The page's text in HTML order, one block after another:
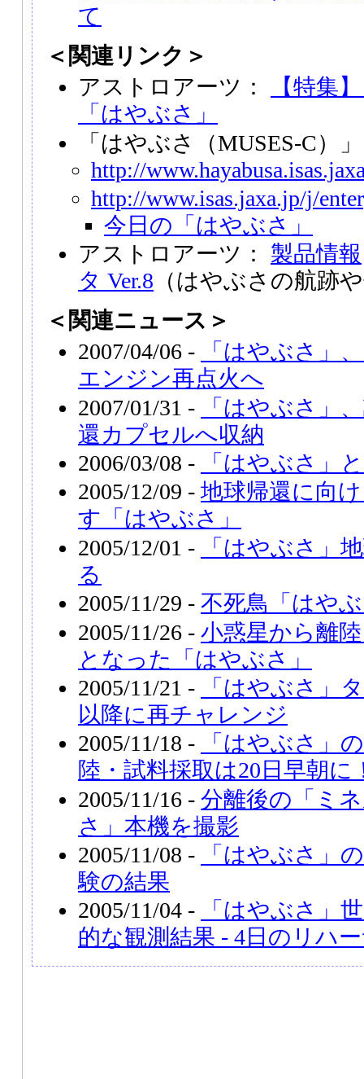
て
＜関連リンク＞
アストロアーツ：
【特集
「はやぶさ」
「はやぶさ（MUSES-C）
http://
http://www.isas.jaxa.jp/j/
今日の「はやぶさ」
アストロアーツ： 製品情報
タ Ver.8 （はやぶさの航跡
＜関連ニュース＞
2007/04/06 -
「はやぶさ」
エンジン再点火へ
2007/01/31 -
「はやぶさ」
還カプセルへ収納
2006/03/08 -
「はやぶさ」
2005/12/09 - 地球帰還に向
す「はやぶさ」
2005/12/01 -
「はやぶさ」
る
2005/11/29 - 不死鳥「はや
2005/11/26 - 小惑星から離
となった「はやぶさ」
2005/11/21 -
「はやぶさ」
以降に再チャレンジ
2005/11/18 -
「はやぶさ」
陸・試料採取は20日早朝に
2005/11/16 - 分離後の「ミ
さ」本機を撮影
2005/11/08 -
「はやぶさ」
験の結果
2005/11/04 -
「はやぶさ」
的な観測結果 - 4日のリハ